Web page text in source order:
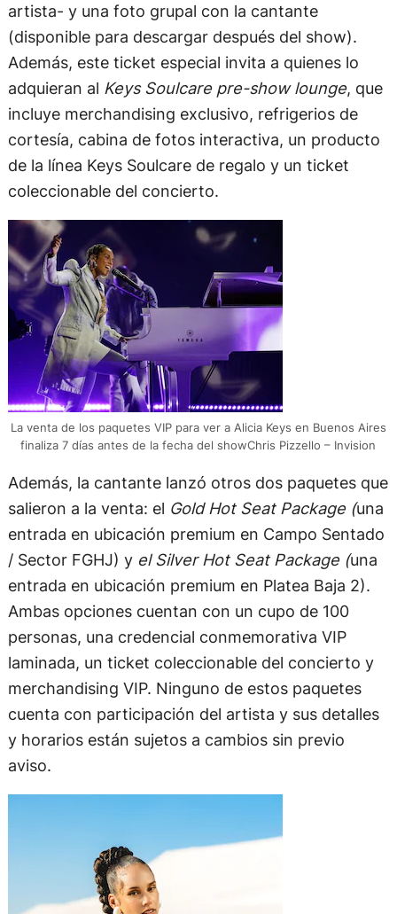
artista- y una foto grupal con la cantante
(disponible para descargar después del show).
Además, este ticket especial invita a quienes lo
adquieran al Keys Soulcare pre-show lounge, que
incluye merchandising exclusivo, refrigerios de
cortesía, cabina de fotos interactiva, un producto
de la línea Keys Soulcare de regalo y un ticket
coleccionable del concierto.
La venta de los paquetes VIP para ver a Alicia Keys en Buenos Aires
finaliza 7 días antes de la fecha del showChris Pizzello – Invision
Además, la cantante lanzó otros dos paquetes que
salieron a la venta: el Gold Hot Seat Package (una
entrada en ubicación premium en Campo Sentado
/ Sector FGHJ) y el Silver Hot Seat Package (una
entrada en ubicación premium en Platea Baja 2).
Ambas opciones cuentan con un cupo de 100
personas, una credencial conmemorativa VIP
laminada, un ticket coleccionable del concierto y
merchandising VIP. Ninguno de estos paquetes
cuenta con participación del artista y sus detalles
y horarios están sujetos a cambios sin previo
aviso.